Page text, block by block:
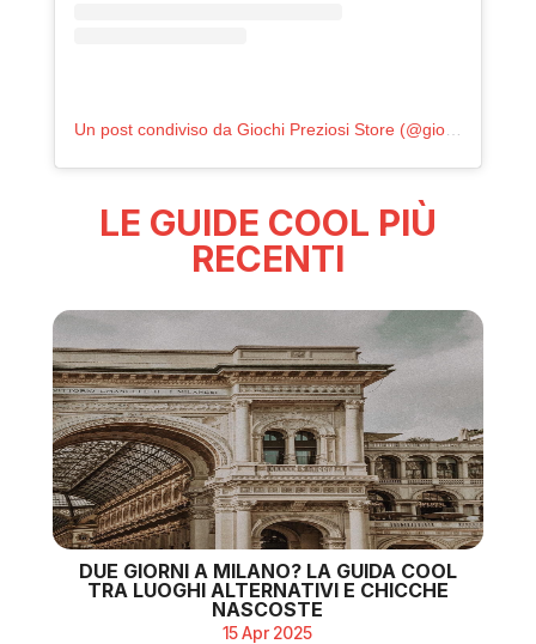
Un post condiviso da Giochi Preziosi Store (@giochipreziosi.store)
LE GUIDE COOL PIÙ
RECENTI
DUE GIORNI A MILANO? LA GUIDA COOL
TRA LUOGHI ALTERNATIVI E CHICCHE
NASCOSTE
15 Apr 2025